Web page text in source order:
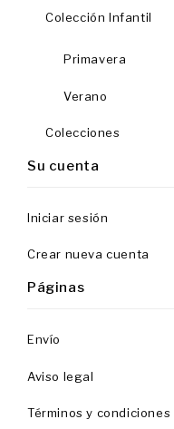
Colección Infantil
Primavera
Verano
Colecciones
Su cuenta
Iniciar sesión
Crear nueva cuenta
Páginas
Envío
Aviso legal
Términos y condiciones